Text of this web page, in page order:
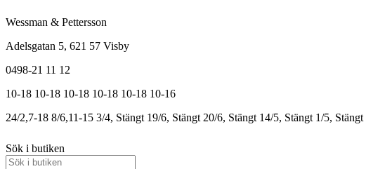
Wessman & Pettersson
Adelsgatan 5, 621 57 Visby
0498-21 11 12
10-18 10-18 10-18 10-18 10-18 10-16
24/2,7-18 8/6,11-15 3/4, Stängt 19/6, Stängt 20/6, Stängt 14/5, Stängt 1/5, Stängt
Sök i butiken